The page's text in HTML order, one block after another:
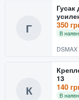
Г
Гусак
350
В
DSMAX
К
13
140
В